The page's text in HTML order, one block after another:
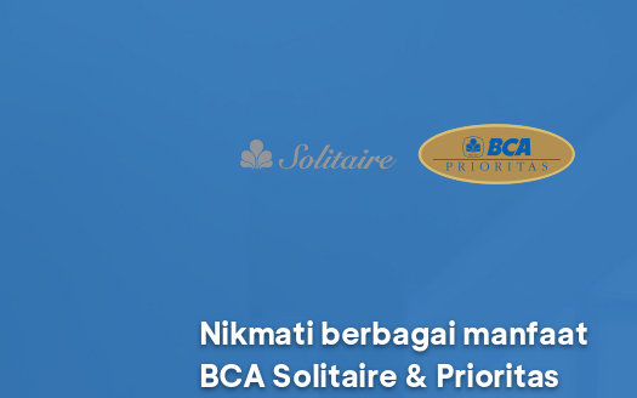
Nikmati berbagai manfaat
BCA Solitaire & Prioritas